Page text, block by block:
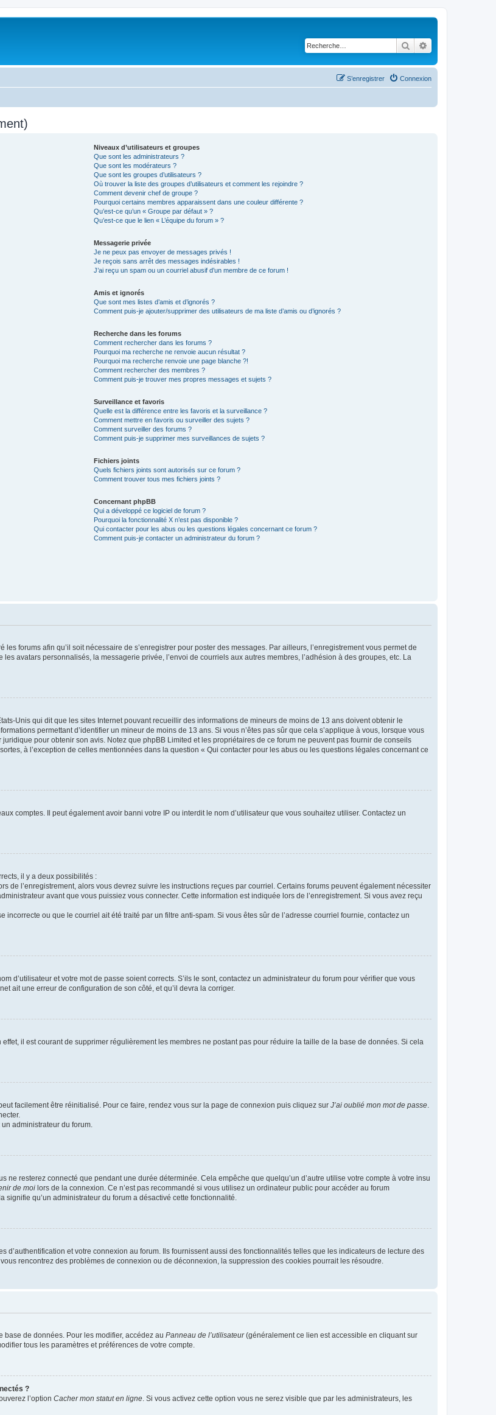
Rechercher
Connexion
S’enregistrer
Niveaux d’utilisateurs et groupes
Que sont les administrateurs ?
Que sont les modérateurs ?
Que sont les groupes d’utilisateurs ?
Où trouver la liste des groupes d’utilisateurs et comment les rejoindre ?
Comment devenir chef de groupe ?
Pourquoi certains membres apparaissent dans une couleur différente ?
Qu’est-ce qu’un « Groupe par défaut » ?
Qu’est-ce que le lien « L’équipe du forum » ?
Messagerie privée
Je ne peux pas envoyer de messages privés !
Je reçois sans arrêt des messages indésirables !
J’ai reçu un spam ou un courriel abusif d’un membre de ce forum !
Amis et ignorés
Que sont mes listes d’amis et d’ignorés ?
Comment puis-je ajouter/supprimer des utilisateurs de ma liste d’amis ou d’ignorés ?
Recherche dans les forums
Comment rechercher dans les forums ?
Pourquoi ma recherche ne renvoie aucun résultat ?
Pourquoi ma recherche renvoie une page blanche ?!
Comment rechercher des membres ?
Comment puis-je trouver mes propres messages et sujets ?
Surveillance et favoris
Quelle est la différence entre les favoris et la surveillance ?
Comment mettre en favoris ou surveiller des sujets ?
Comment surveiller des forums ?
Comment puis-je supprimer mes surveillances de sujets ?
Fichiers joints
Quels fichiers joints sont autorisés sur ce forum ?
Comment trouver tous mes fichiers joints ?
Concernant phpBB
Qui a développé ce logiciel de forum ?
Pourquoi la fonctionnalité X n’est pas disponible ?
Qui contacter pour les abus ou les questions légales concernant ce forum ?
Comment puis-je contacter un administrateur du forum ?
forums afin qu’il soit nécessaire de s’enregistrer pour poster des messages. Par ailleurs, l’enregistrement vous permet de
avatars personnalisés, la messagerie privée, l’envoi de courriels aux autres membres, l’adhésion à des groupes, etc. La
Unis qui dit que les sites Internet pouvant recueillir des informations de mineurs de moins de 13 ans doivent obtenir le
permettant d’identifier un mineur de moins de 13 ans. Si vous n’êtes pas sûr que cela s’applique à vous, lorsque vous
pour obtenir son avis. Notez que phpBB Limited et les propriétaires de ce forum ne peuvent pas fournir de conseils
à l’exception de celles mentionnées dans la question « Qui contacter pour les abus ou les questions légales concernant ce
comptes. Il peut également avoir banni votre IP ou interdit le nom d’utilisateur que vous souhaitez utiliser. Contactez un
il y a deux possibilités :
de l’enregistrement, alors vous devrez suivre les instructions reçues par courriel. Certains forums peuvent également nécessiter
avant que vous puissiez vous connecter. Cette information est indiquée lors de l’enregistrement. Si vous avez reçu
ou que le courriel ait été traité par un filtre anti-spam. Si vous êtes sûr de l’adresse courriel fournie, contactez un
d’utilisateur et votre mot de passe soient corrects. S’ils le sont, contactez un administrateur du forum pour vérifier que vous
ait une erreur de configuration de son côté, et qu’il devra la corriger.
il est courant de supprimer régulièrement les membres ne postant pas pour réduire la taille de la base de données. Si cela
facilement être réinitialisé. Pour ce faire, rendez vous sur la page de connexion puis cliquez sur J’ai oublié mon mot de passe
administrateur du forum.
ne resterez connecté que pendant une durée déterminée. Cela empêche que quelqu’un d’autre utilise votre compte à votre insu
de moi lors de la connexion. Ce n’est pas recommandé si vous utilisez un ordinateur public pour accéder au forum
qu’un administrateur du forum a désactivé cette fonctionnalité.
d’authentification et votre connexion au forum. Ils fournissent aussi des fonctionnalités telles que les indicateurs de lecture des
rencontrez des problèmes de connexion ou de déconnexion, la suppression des cookies pourrait les résoudre.
base de données. Pour les modifier, accédez au Panneau de l’utilisateur(généralement ce lien est accessible en cliquant sur
tous les paramètres et préférences de votre compte.
?
l’option Cacher mon statut en ligne . Si vous activez cette option vous ne serez visible que par les administrateurs, les